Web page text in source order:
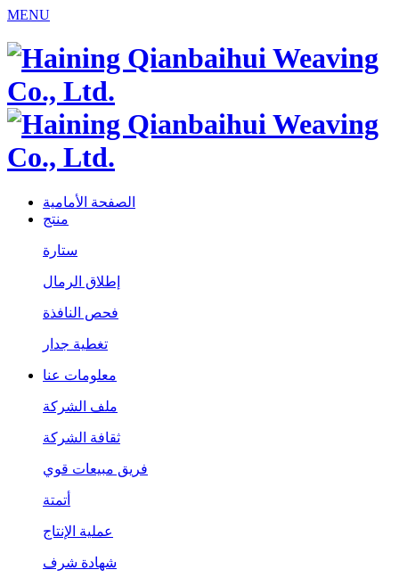
MENU
الصفحة الأمامية
منتج
ستارة
إطلاق الرمال
فحص النافذة
تغطية جدار
معلومات عنا
ملف الشركة
ثقافة الشركة
فريق مبيعات قوي
أتمتة
عملية الإنتاج
شهادة شرف